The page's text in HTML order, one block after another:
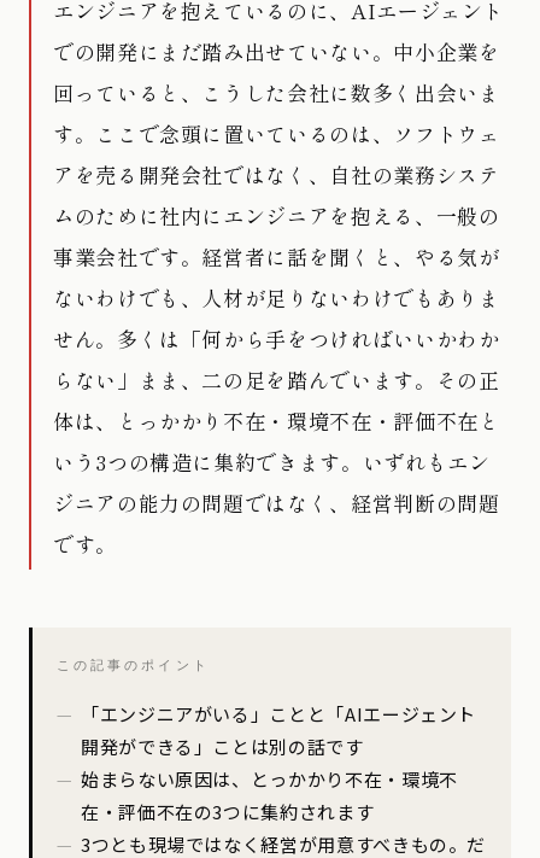
エンジニアを抱えているのに、AIエージェント
での開発にまだ踏み出せていない。中小企業を
回っていると、こうした会社に数多く出会いま
す。ここで念頭に置いているのは、ソフトウェ
アを売る開発会社ではなく、自社の業務システ
ムのために社内にエンジニアを抱える、一般の
事業会社です。経営者に話を聞くと、やる気が
ないわけでも、人材が足りないわけでもありま
せん。多くは「何から手をつければいいかわか
らない」まま、二の足を踏んでいます。その正
体は、とっかかり不在・環境不在・評価不在と
いう3つの構造に集約できます。いずれもエン
ジニアの能力の問題ではなく、経営判断の問題
です。
この記事のポイント
「エンジニアがいる」ことと「AIエージェント
開発ができる」ことは別の話です
始まらない原因は、とっかかり不在・環境不
在・評価不在の3つに集約されます
3つとも現場ではなく経営が用意すべきもの。だ